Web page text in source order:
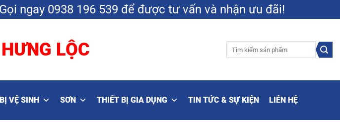
Gọi ngay 0938 196 539 để được tư vấn và nhận ưu đãi!
HƯNG LỘC
Tìm
kiếm:
VỆ SINH SƠN THIẾT BỊ GIA DỤNG TIN TỨC & SỰ KIỆN LIÊN HỆ